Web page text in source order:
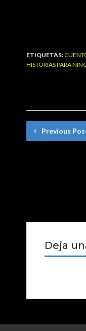
ETIQUETAS:
HISTORIAS PARA
Previous
Deja